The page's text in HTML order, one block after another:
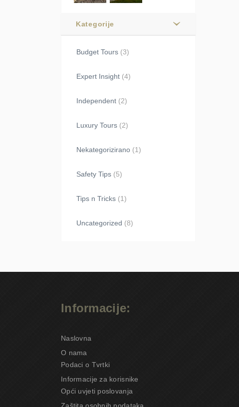
Kategorije
Budget Tours (3)
Expert Insight (4)
Independent (2)
Luxury Tours (2)
Nekategorizirano (1)
Safety Tips (5)
Tips n Tricks (1)
Uncategorized (8)
Informacije:
Naslovna
O nama
Podaci o Tvrtki
Informacije za korisnike
Opći uvjeti poslovanja